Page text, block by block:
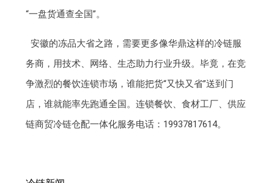
“一盘货通查全国”。
安徽的冻品大省之路，需要更多像华鼎这样的冷链服
务商，用技术、网络、生态助力行业升级。毕竟，在竞
争激烈的餐饮连锁市场，谁能把货“又快又省”送到门
店，谁就能率先跑通全国。连锁餐饮、食材工厂、供应
链商贸冷链仓配一体化服务电话：19937817614。